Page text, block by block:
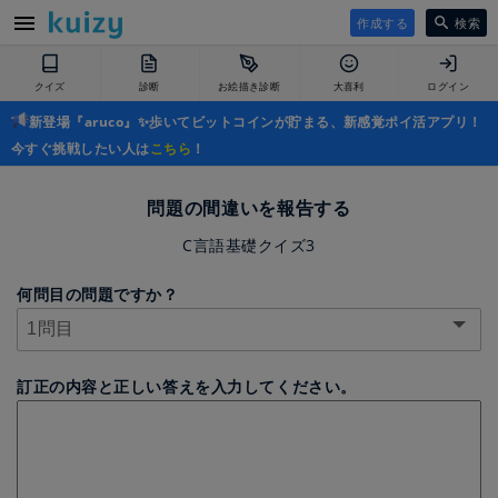
作成する 検索
クイズ 診断 お絵描き診断 大喜利 ログイン
新登場『aruco』✨歩いてビットコインが貯まる、新感覚ポイ活アプリ！
今すぐ挑戦したい人はこちら ！
問題の間違いを報告する
C言語基礎クイズ3
何問目の問題ですか？
訂正の内容と正しい答えを入力してください。